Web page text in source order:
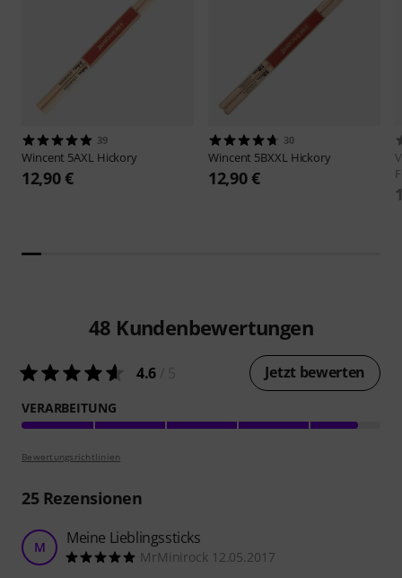
39
Wincent 5AXL Hickory
12,90 €
30
Wincent 5BXXL Hickory
12,90 €
48 Kundenbewertungen
4.6 Jetzt bewerten
VERARBEITUNG
Bewertungsrichtlinien
25Rezensionen
M Meine Lieblingssticks
MrMinirock 12.05.2017